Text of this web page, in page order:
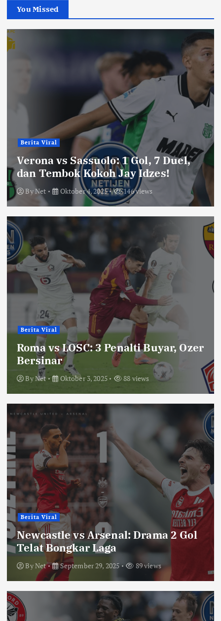
You Missed
Berita Viral
Verona vs Sassuolo: 1 Gol, 7 Duel,
dan Tembok Kokoh Jay Idzes!
ByNet Oktober 4, 2025 146 views
Berita Viral
Roma vs LOSC: 3 Penalti Buyar, Ozer
Bersinar
ByNet Oktober 3, 2025 88 views
Berita Viral
Newcastle vs Arsenal: Drama 2 Gol
Telat Bongkar Laga
ByNet September 29, 2025 89 views